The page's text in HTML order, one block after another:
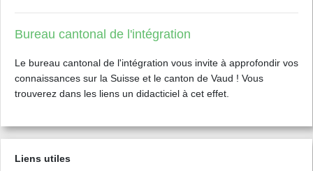
Bureau cantonal de l'intégration
Le bureau cantonal de l'intégration vous invite à approfondir vos
connaissances sur la Suisse et le canton de Vaud ! Vous
trouverez dans les liens un didacticiel à cet effet.
Liens utiles